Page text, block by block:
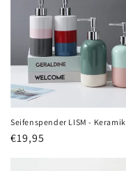
Seifenspender LISM - Keramik
Normaler
€19,95